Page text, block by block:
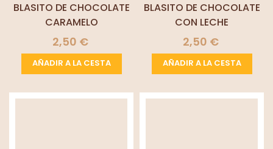
BLASITO DE CHOCOLATE
CARAMELO
2,50 €
AÑADIR A LA CESTA
BLASITO DE CHOCOLATE
CON LECHE
2,50 €
AÑADIR A LA CESTA